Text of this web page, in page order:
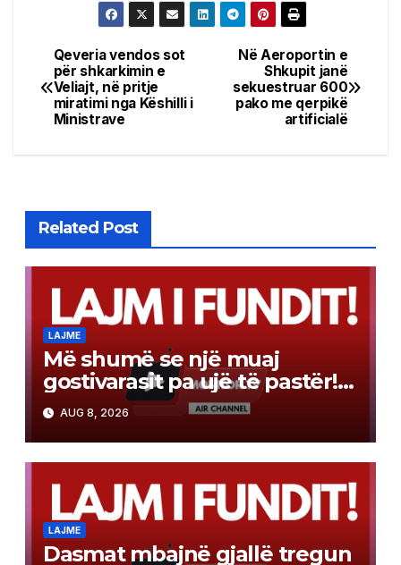
Post
navigation
Në Aeroportin e
Shkupit janë
sekuestruar 600
pako me qerpikë
artificialë
Qeveria vendos sot
për shkarkimin e
Veliajt, në pritje
miratimi nga Këshilli i
Ministrave
Related Post
LAJME
Më shumë se një muaj
gostivarasit pa ujë të pastër!
Angellov: Cilësia e ujit është
përmirësuar, por ende nuk
është për pirje
AUG 8, 2026
LAJME
Dasmat mbajnë gjallë tregun